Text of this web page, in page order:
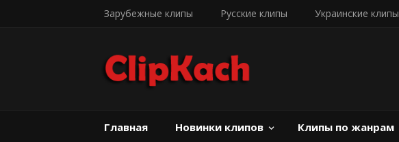
Зарубежные клипы Русские клипы Украинские клипы
Главная Новинки клипов Клипы по жанрам